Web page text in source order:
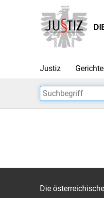
Hauptnavigation
[1]
Inhalt
[2]
Justiz Gerichte
Die